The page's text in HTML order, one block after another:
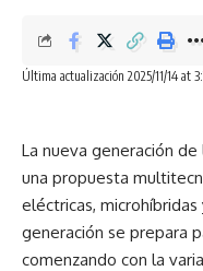
Última actualización 2025/11/14 at
La nueva generación
una propuesta
eléctricas,
generación se prepara
comenzando con la